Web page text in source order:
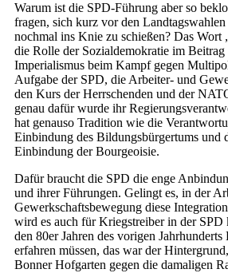
Warum ist die SPD-Führung aber so
fragen, sich kurz vor den
nochmal ins Knie zu schießen? Das Wort
die Rolle der Sozialdemokratie im Beitrag
Imperialismus beim Kampf gegen
Aufgabe der SPD, die Arbeiter- und
den Kurs der Herrschenden und der
genau dafür wurde ihr
hat genauso Tradition wie die
Einbindung des Bildungsbürgertums und
Einbindung der Bourgeoisie.
Dafür braucht die SPD die enge
und ihrer Führungen. Gelingt es, in der
Gewerkschaftsbewegung diese
wird es auch für Kriegstreiber in der SPD
den 80er Jahren des vorigen
erfahren müssen, das war der
Bonner Hofgarten gegen die damaligen